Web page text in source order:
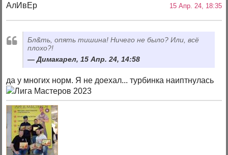
АлИвЕр 15 Апр. 24, 18:35
Бл&ть, опять тишина! Ничего не было? Или, всё
плохо?!
Димакарел, 15 Апр. 24, 14:58
да у многих норм. Я не доехал... турбинка наиптнулась